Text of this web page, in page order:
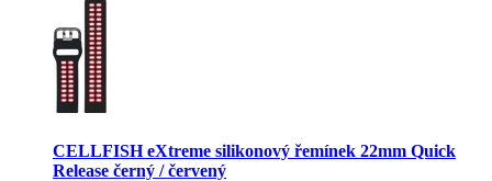
CELLFISH eXtreme silikonový řemínek 22mm Quick
Release černý / červený